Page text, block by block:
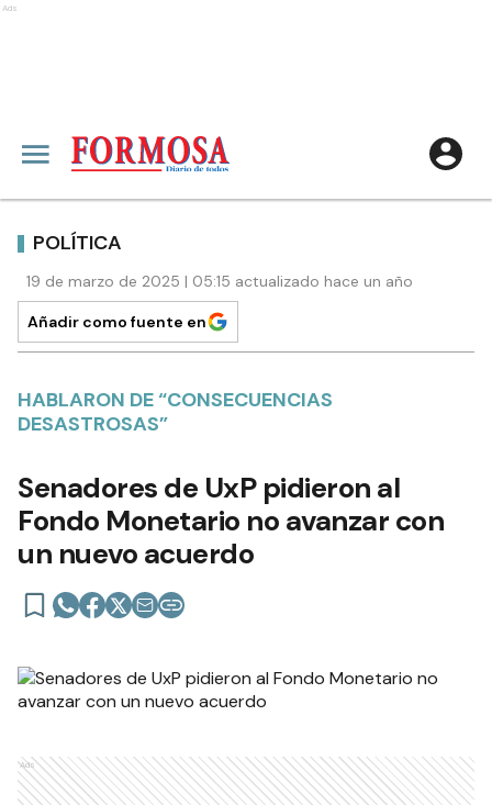
Ads
POLÍTICA
19 de marzo de 2025 | 05:15 actualizado hace un año
Añadir como fuente en
HABLARON DE “CONSECUENCIAS
DESASTROSAS”
Senadores de UxP pidieron al
Fondo Monetario no avanzar con
un nuevo acuerdo
Ads